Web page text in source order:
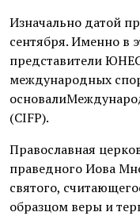
Изначально датой
сентября. Именно в
представители
международных
(CIFP).
Православная
праведного Иова
святого,
образцом веры и